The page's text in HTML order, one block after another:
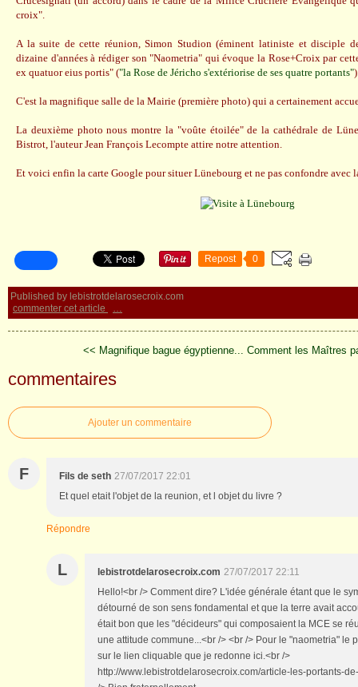
croix".
A la suite de cette réunion, Simon Studion (éminent latiniste et disciple
dizaine d'années à rédiger son "Naometria" qui évoque la Rose+Croix par
ex quatuor eius portis" ("la Rose de Jéricho s'extériorise de ses quatre portants"
C'est la magnifique salle de la Mairie (première photo) qui a certainement
La deuxième photo nous montre la "voûte étoilée" de la cathédrale de
Bistrot, l'auteur Jean François Lecompte attire notre attention.
Et voici enfin la carte Google pour situer Lünebourg et ne pas confondre
Repost 0
Published by lebistrotdelarosecroix.com
commenter cet article
…
<< Magnifique bague égyptienne... Comment les Maîtres
commentaires
Ajouter un commentaire
F Fils de seth 27/07/2017 22:01
Et quel etait l'objet de la reunion, et l objet du livre ?
Répondre
L lebistrotdelarosecroix.com 27/07/2017 22:11
Hello!<br /> Comment dire? L'idée générale étant que le
détourné de son sens fondamental et que la terre avait
était bon que les "décideurs" qui composaient la MCE se
une attitude commune...<br /> <br /> Pour le "naometria" le
sur le lien cliquable que je redonne ici.<br />
http://www.lebistrotdelarosecroix.com/article-les-portants-